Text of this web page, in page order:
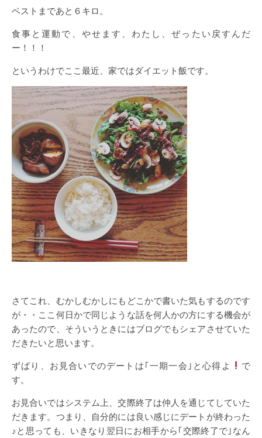
ベストまであと６キロ。
食事と運動で、やせます、わたし、ぜったい戻すんだ
ー！！！
というわけでここ最近、家ではダイエット飯です。
さてこれ、むかしむかしにもどこかで書いた気もするのです
が・・ここ何日かで同じような話を何人かの方にする機会が
あったので、そういうときにはブログでもシェアさせていた
だきたいと思います。
ずばり、お見合いでのデートは｢一期一会｣と心得よ
で
す。
お見合いではシステム上、交際終了は仲人を通じてしていた
だきます。つまり、自分的には良い感じにデートが終わった
♪と思っても、いきなり翌日にお相手から｢交際終了で｣なん